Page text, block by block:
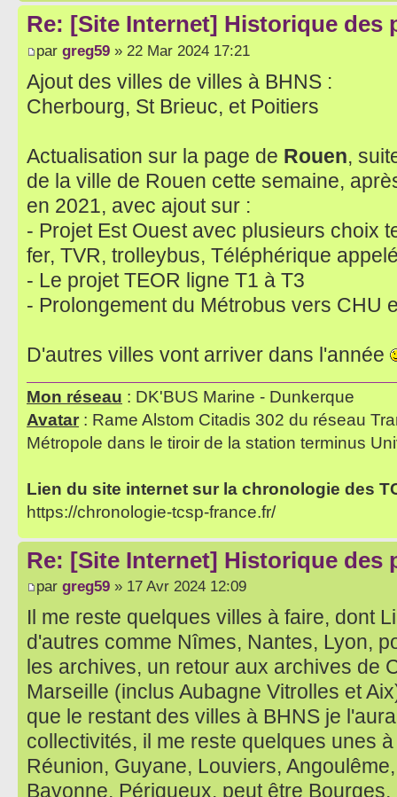
Re: [Site Internet] Historique des
par greg59 » 22 Mar 2024 17:21
Ajout des villes de villes à BHNS :
Cherbourg, St Brieuc, et Poitiers
Actualisation sur la page de Rouen,
de la ville de Rouen cette semaine,
en 2021, avec ajout sur :
- Projet Est Ouest avec plusieurs choix
fer, TVR, trolleybus, Téléphérique
- Le projet TEOR ligne T1 à T3
- Prolongement du Métrobus vers CHU
D'autres villes vont arriver dans l'année
Mon réseau : DK'BUS Marine - Dunkerque
Avatar : Rame Alstom Citadis 302 du réseau
Métropole dans le tiroir de la station terminus
Lien du site internet sur la chronologie des
https://chronologie-tcsp-france.fr/
Re: [Site Internet] Historique des
par greg59 » 17 Avr 2024 12:09
Il me reste quelques villes à faire, dont
d'autres comme Nîmes, Nantes, Lyon,
les archives, un retour aux archives de
Marseille (inclus Aubagne Vitrolles et
que le restant des villes à BHNS je
collectivités, il me reste quelques unes
Réunion, Guyane, Louviers,
Bayonne, Périgueux, peut être